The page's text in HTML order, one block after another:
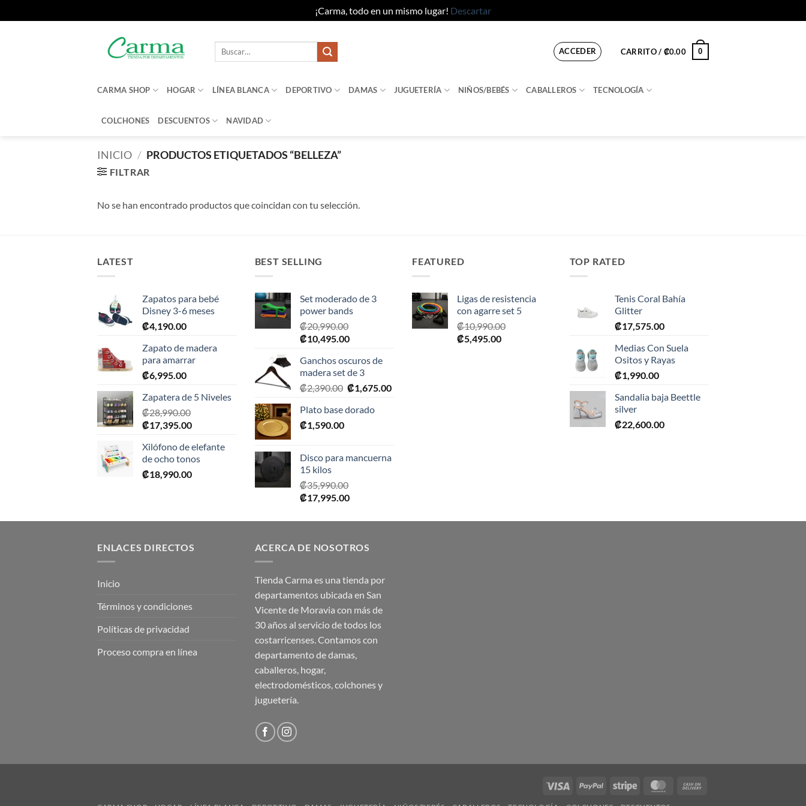
¡Carma, todo en un mismo lugar! Descartar
Buscar
ACCEDER CARRITO / ₡0.00 0
CARMA SHOP HOGAR LÍNEA BLANCA DEPORTIVO DAMAS JUGUETERÍA NIÑOS/BEBÉS CABALLEROS TECNOLOGÍA
COLCHONES DESCUENTOS NAVIDAD
INICIO / PRODUCTOS ETIQUETADOS “BELLEZA”
FILTRAR
No se han encontrado productos que coincidan con tu selección.
LATEST
Zapatos para bebé
Disney 3-6 meses
₡4,190.00
Zapato de madera
para amarrar
₡6,995.00
Zapatera de 5 Niveles
₡28,990.00
El
original
era:
₡28,990.00.
₡17,395.00El
actual
es:
₡17,395.00.
Xilófono de elefante
de ocho tonos
₡18,990.00
BEST SELLING
Set moderado de 3
power bands
₡20,990.00
El
original
era:
₡20,990.00.
₡10,495.00El
actual
es:
₡10,495.00.
Ganchos oscuros de
madera set de 3
₡2,390.00 El
original
₡1,675.00El
Plato base dorado
₡1,590.00
Disco para mancuerna
15 kilos
₡35,990.00
El
original
₡35,990.00.
₡17,995.00El
actual
₡17,995.00.
FEATURED
Ligas de resistencia
con agarre set 5
₡10,990.00
El
₡5,495.00El
TOP RATED
Tenis Coral Bahía
Glitter
₡17,575.00
Medias Con Suela
Ositos y Rayas
₡1,990.00
Sandalia baja Beettle
silver
₡22,600.00
ENLACES DIRECTOS
Inicio
Términos y condiciones
Políticas de privacidad
Proceso compra en línea
ACERCA DE NOSOTROS
Tienda Carma es una tienda por
departamentos ubicada en San
Vicente de Moravia con más de
30 años al servicio de todos los
costarricenses. Contamos con
departamento de damas,
caballeros, hogar,
electrodomésticos, colchones y
juguetería.
Visa PayPal Stripe MasterCard